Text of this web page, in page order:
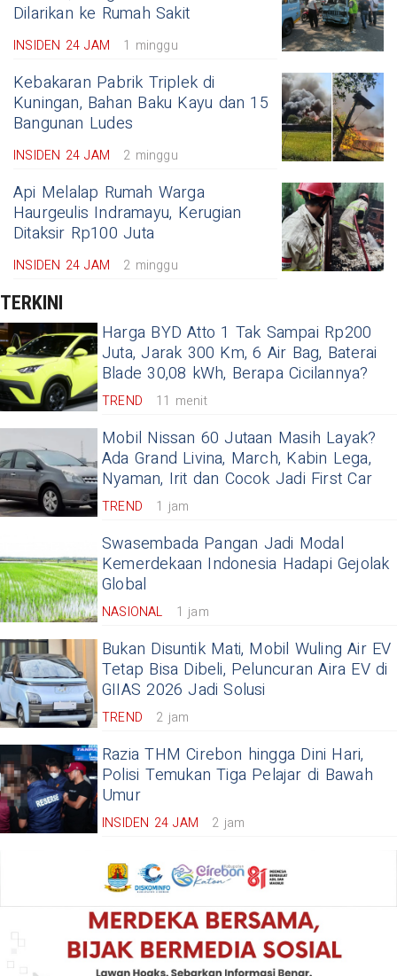
Dilarikan ke Rumah Sakit
INSIDEN 24 JAM 1 minggu
Kebakaran Pabrik Triplek di
Kuningan, Bahan Baku Kayu dan 15
Bangunan Ludes
INSIDEN 24 JAM 2 minggu
Api Melalap Rumah Warga
Haurgeulis Indramayu, Kerugian
Ditaksir Rp100 Juta
INSIDEN 24 JAM 2 minggu
TERKINI
Harga BYD Atto 1 Tak Sampai Rp200
Juta, Jarak 300 Km, 6 Air Bag, Baterai
Blade 30,08 kWh, Berapa Cicilannya?
TREND 11 menit
Mobil Nissan 60 Jutaan Masih Layak?
Ada Grand Livina, March, Kabin Lega,
Nyaman, Irit dan Cocok Jadi First Car
TREND 1 jam
Swasembada Pangan Jadi Modal
Kemerdekaan Indonesia Hadapi Gejolak
Global
NASIONAL 1 jam
Bukan Disuntik Mati, Mobil Wuling Air EV
Tetap Bisa Dibeli, Peluncuran Aira EV di
GIIAS 2026 Jadi Solusi
TREND 2 jam
Razia THM Cirebon hingga Dini Hari,
Polisi Temukan Tiga Pelajar di Bawah
Umur
INSIDEN 24 JAM 2 jam